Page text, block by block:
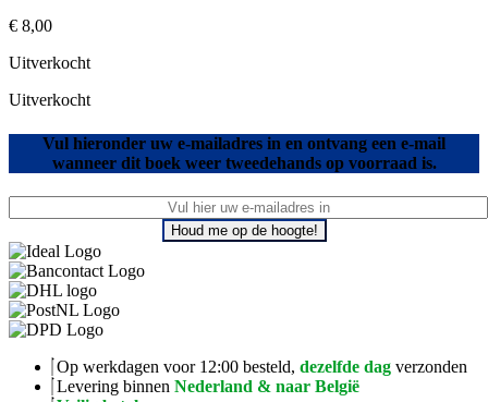
€ 8,00
Uitverkocht
Uitverkocht
Vul hieronder uw e-mailadres in en ontvang een e-mail
wanneer dit boek weer tweedehands op voorraad is.
Houd me op de hoogte!
Op werkdagen voor 12:00 besteld, dezelfde dag verzonden
Levering binnen Nederland & naar België